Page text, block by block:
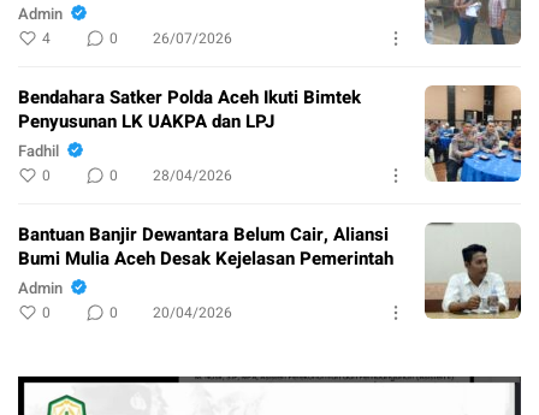
Admin
4 0 26/07/2026
Bendahara Satker Polda Aceh Ikuti Bimtek
Penyusunan LK UAKPA dan LPJ
Fadhil
0 0 28/04/2026
Bantuan Banjir Dewantara Belum Cair, Aliansi
Bumi Mulia Aceh Desak Kejelasan Pemerintah
Admin
0 0 20/04/2026